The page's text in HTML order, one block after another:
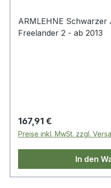
ARMLEHNE Schwarzer
Freelander 2 - ab 2013
Regulärer Preis:
167,91 €
Preise inkl. MwSt. zzgl.
In den